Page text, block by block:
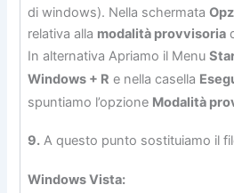
di windows). Nella schermata
relativa alla modalità provvisoria
In alternativa Apriamo il Menu
Windows + R e nella casella
spuntiamo l’opzione Modalità
9. A questo punto sostituiamo il
Windows Vista: